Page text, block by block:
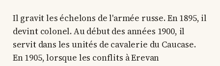
Il gravit les échelons de l'armée russe. En 1895, il
devint colonel. Au début des années 1900, il
servit dans les unités de cavalerie du Caucase.
En 1905, lorsque les conflits à Erevan